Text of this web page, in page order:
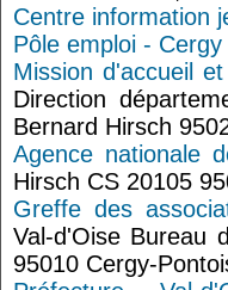
Centre information
Pôle emploi - Cergy
Mission d'accueil
Direction
Bernard Hirsch
Agence nationale
Hirsch CS 20105
Greffe des
Val-d'Oise Bureau
95010 Cergy-